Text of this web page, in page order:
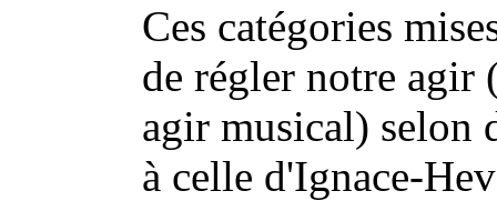
Ces catégories
de régler notre agir
agir musical) selon
à celle d'Ignace-